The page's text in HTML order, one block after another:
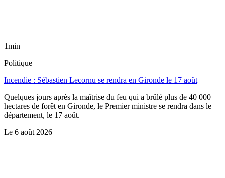
1min
Politique
Incendie : Sébastien Lecornu se rendra en Gironde le 17 août
Quelques jours après la maîtrise du feu qui a brûlé plus de 40 000
hectares de forêt en Gironde, le Premier ministre se rendra dans le
département, le 17 août.
Le 6 août 2026